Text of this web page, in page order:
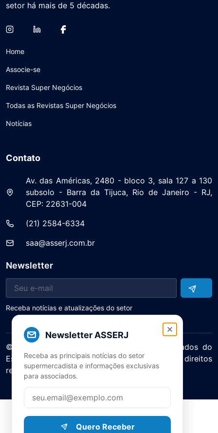
Newsletter ASSERJ
Receba as principais notícias do setor
supermercadista e informações exclusivas
para associados.
Quero Receber
setor há mais de 5 décadas.
Home
Associe-se
Revista Super Negócios
Todas as Revistas Super Negócios
Notícias
Contato
Av. das Américas, 2480 - bloco 3, sala 127 a 130
subsolo - Barra da Tijuca, Rio de Janeiro - RJ,
CEP: 22631-004
(21) 2584-6334
saa@asserj.com.br
Newsletter
Receba notícias e atualizações do setor
© 2025 ASERJ – Associação de Supermercados do
Estado do Rio de Janeiro. Todos os direitos
reservados.